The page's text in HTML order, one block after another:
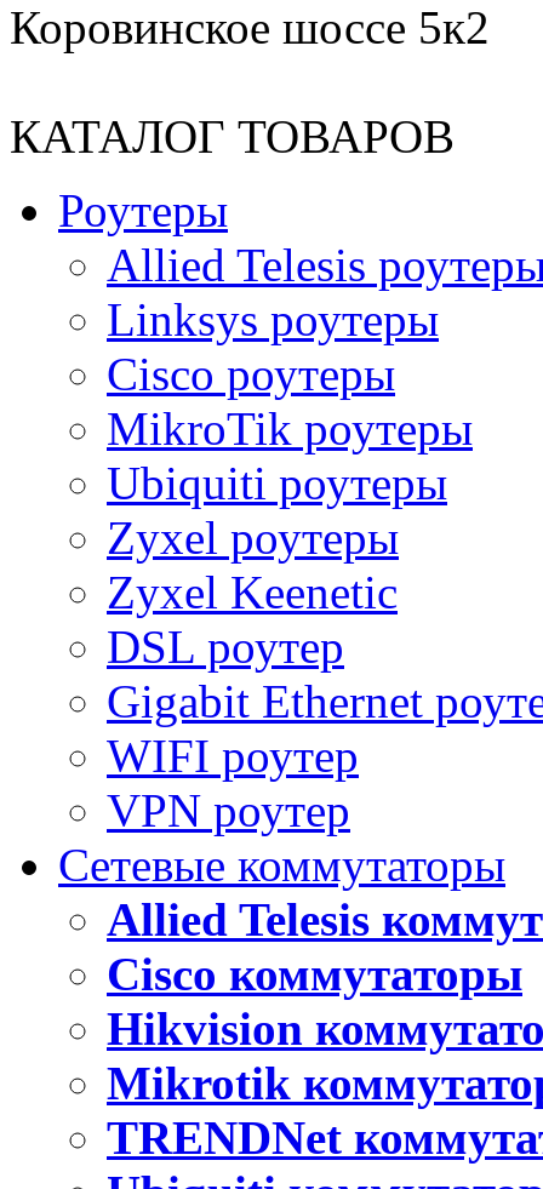
Коровинское шоссе 5к2
КАТАЛОГ ТОВАРОВ
Роутеры
Allied Telesis
Linksys роутеры
Cisco роутеры
MikroTik роутеры
Ubiquiti роутеры
Zyxel роутеры
Zyxel Keenetic
DSL роутер
Gigabit Ethernet
WIFI роутер
VPN роутер
Сетевые коммутаторы
Allied Telesis
Cisco коммутаторы
Hikvision
Mikrotik
TRENDNet